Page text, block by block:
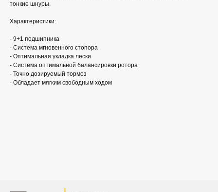
тонкие шнуры.
Характеристики:
- 9+1 подшипника
- Система мгновенного стопора
- Оптимальная укладка лески
- Система оптимальной балансировки ротора
- Точно дозируемый тормоз
- Обладает мягким свободным ходом